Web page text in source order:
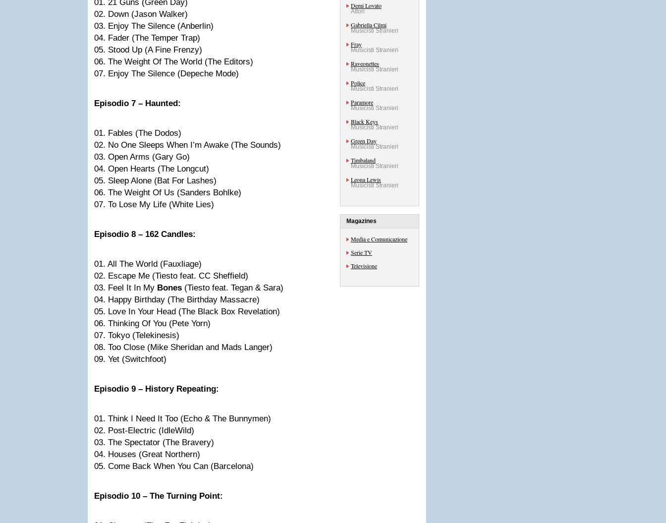
01. 21 Guns (Green Day)
02. Down (Jason Walker)
03. Enjoy The Silence (Anberlin)
04. Fader (The Temper Trap)
05. Stood Up (A Fine Frenzy)
06. The Weight Of The World (The Editors)
07. Enjoy The Silence (Depeche Mode)
Episodio 7 – Haunted:
01. Fables (The Dodos)
02. No One Sleeps When I’m Awake (The Sounds)
03. Open Arms (Gary Go)
04. Open Hearts (The Longcut)
05. Sleep Alone (Bat For Lashes)
06. The Weight Of Us (Sanders Bohlke)
07. To Lose My Life (White Lies)
Episodio 8 – 162 Candles:
01. All The World (Fauxliage)
02. Escape Me (Tiesto feat. CC Sheffield)
03. Feel It In My Bones (Tiesto feat. Tegan & Sara)
04. Happy Birthday (The Birthday Massacre)
05. Love In Your Head (The Black Box Revelation)
06. Thinking Of You (Pete Yorn)
07. Tokyo (Telekinesis)
08. Too Close (Mike Sheridan and Mads Langer)
09. Yet (Switchfoot)
Episodio 9 – History Repeating:
01. Think I Need It Too (Echo & The Bunnymen)
02. Post-Electric (IdleWild)
03. The Spectator (The Bravery)
04. Houses (Great Northern)
05. Come Back When You Can (Barcelona)
Episodio 10 – The Turning Point:
Demi Lovato
Attori
Gabriella Cilmi
Musicisti Stranieri
Fray
Musicisti Stranieri
Raveonettes
Musicisti Stranieri
Police
Musicisti Stranieri
Paramore
Musicisti Stranieri
Black Keys
Musicisti Stranieri
Green Day
Musicisti Stranieri
Timbaland
Musicisti Stranieri
Leona Lewis
Musicisti Stranieri
Magazines
Media e Comunicazione
Serie TV
Televisione